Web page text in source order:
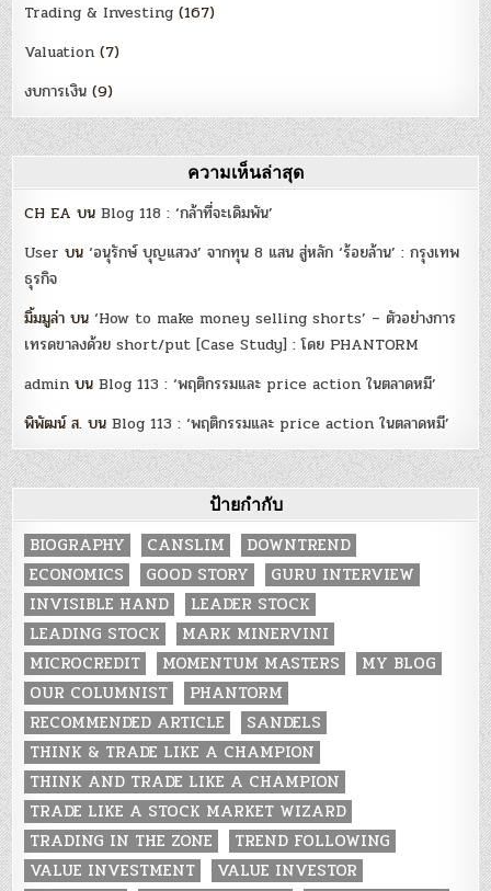
Trading & Investing (167)
Valuation (7)
งบการเงิน (9)
ความเห็นล่าสุด
CH EA บนBlog 118 : ‘กล้าที่จะเดิมพัน’
User บน‘อนุรักษ์ บุญแสวง’ จากทุน 8 แสน สู่หลัก ‘ร้อยล้าน’ : กรุงเทพ
ธุรกิจ
มิ้มมูล่า บน‘How to make money selling shorts’ – ตัวอย่างการ
เทรดขาลงด้วย short/put [Case Study] : โดย PHANTORM
admin บนBlog 113 : ‘พฤติกรรมและ price action ในตลาดหมี’
พิพัฒน์ ส. บนBlog 113 : ‘พฤติกรรมและ price action ในตลาดหมี’
ป้ายกำกับ
BIOGRAPHY CANSLIM
DOWNTREND
ECONOMICS
GOOD STORY
GURU INTERVIEW
INVISIBLE HAND
LEADER STOCK
LEADING STOCK
MARK MINERVINI
MICROCREDIT
MOMENTUM MASTERS
MY BLOG
OUR COLUMNIST
PHANTORM
RECOMMENDED ARTICLE
SANDELS
THINK & TRADE LIKE A CHAMPION
THINK AND TRADE LIKE A CHAMPION
TRADE LIKE A STOCK MARKET WIZARD
TRADING IN THE ZONE
TREND FOLLOWING
VALUE INVESTMENT
VALUE INVESTOR